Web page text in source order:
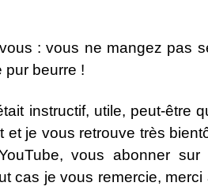
: vous ne mangez pas
pur beurre !
instructif, utile, peut-être
je vous retrouve très
vous abonner sur
cas je vous remercie,